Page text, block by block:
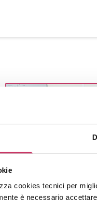
cookies tecnici per
è necessario